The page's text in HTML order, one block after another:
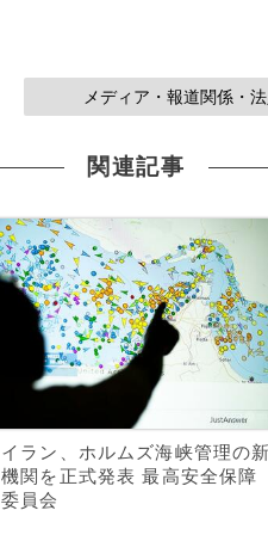
メディア・報道関係・
関連記事
イラン、ホルムズ海峡管理の新
機関を正式発表 最高安全保障
委員会